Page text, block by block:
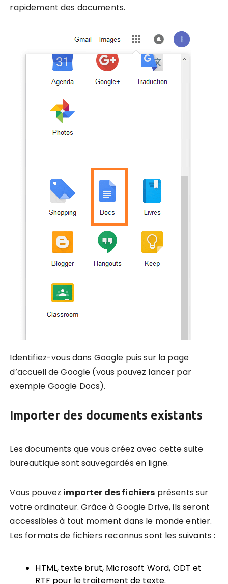
rapidement des documents.
Identifiez-vous dans Google puis sur la page
d’accueil de Google (vous pouvez lancer par
exemple Google Docs).
Importer des documents existants
Les documents que vous créez avec cette suite
bureautique sont sauvegardés en ligne.
Vous pouvez importer des fichiers présents sur
votre ordinateur. Grâce à Google Drive, ils seront
accessibles à tout moment dans le monde entier.
Les formats de fichiers reconnus sont les suivants :
HTML, texte brut, Microsoft Word, ODT et
RTF pour le traitement de texte.